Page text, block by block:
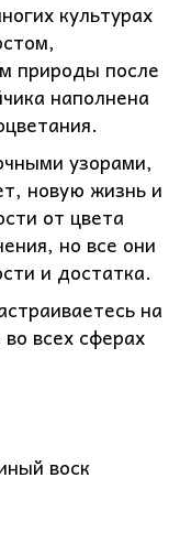
культурах
природы после
наполнена
узорами,
новую жизнь и
от цвета
но все они
и достатка.
на
всех сферах
воск